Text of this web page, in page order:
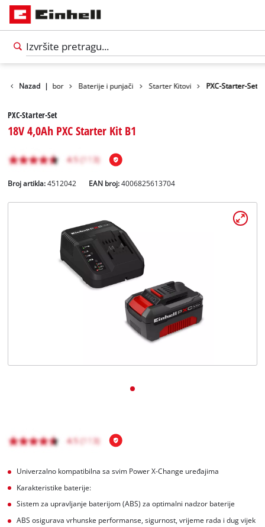
Nazad |Pribor Baterije i punjači Starter Kitovi PXC-Starter-Set
PXC-Starter-Set
18V 4,0Ah PXC Starter Kit B1
Broj artikla: 4512042 EAN broj:4006825613704
Univerzalno kompatibilna sa svim Power X-Change uređajima
Karakteristike baterije:
Sistem za upravljanje baterijom (ABS) za optimalni nadzor baterije
ABS osigurava vrhunske performanse, sigurnost, vrijeme rada i dug vijek